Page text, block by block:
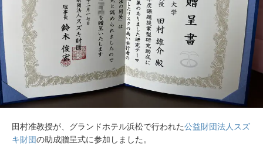
田村准教授が、グランドホテル浜松で行われた公益財団法人スズ
キ財団の助成贈呈式に参加しました。